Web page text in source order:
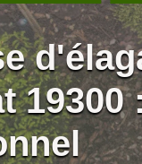
19300